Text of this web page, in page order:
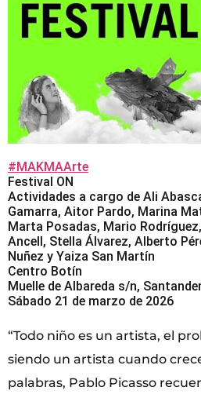
#MAKMAArte
Festival ON
Actividades a cargo de Ali
Gamarra, Aitor Pardo, Marina
Marta Posadas, Mario
Ancell, Stella Álvarez, Alberto
Nuñez y Yaiza San Martín
Centro Botín
Muelle de Albareda s/n,
Sábado 21 de marzo de 2026
“Todo niño es un artista, el
siendo un artista cuando
palabras, Pablo Picasso